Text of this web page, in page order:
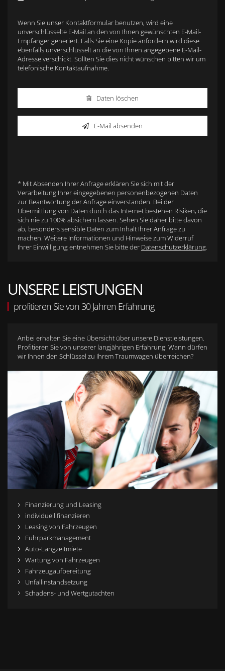
Wenn Sie unser Kontaktformular benutzen, wird eine
unverschlüsselte E-Mail an den von Ihnen gewünschten E-Mail-
Empfänger generiert. Falls Sie eine Kopie anfordern wird diese
ebenfalls unverschlüsselt an die von Ihnen angegebene E-Mail-
Adresse verschickt. Sollten Sie dies nicht wünschen bitten wir um
telefonische Kontaktaufnahme.
Daten löschen
E-Mail absenden
* Mit Absenden Ihrer Anfrage erklären Sie sich mit der
Verarbeitung Ihrer eingegebenen personenbezogenen Daten
zur Beantwortung der Anfrage einverstanden. Bei der
Übermittlung von Daten durch das Internet bestehen Risiken, die
sich nie zu 100% absichern lassen. Sehen Sie daher bitte davon
ab, besonders sensible Daten zum Inhalt Ihrer Anfrage zu
machen. Weitere Informationen und Hinweise zum Widerruf
Ihrer Einwilligung entnehmen Sie bitte der Datenschutzerklärung.
UNSERE LEISTUNGEN
profitieren Sie von 30 Jahren Erfahrung
Anbei erhalten Sie eine Übersicht über unsere Dienstleistungen.
Profitieren Sie von unserer langjährigen Erfahrung! Wann dürfen
wir Ihnen den Schlüssel zu Ihrem Traumwagen überreichen?
Finanzierung und Leasing
individuell finanzieren
Leasing von Fahrzeugen
Fuhrparkmanagement
Auto-Langzeitmiete
Wartung von Fahrzeugen
Fahrzeugaufbereitung
Unfallinstandsetzung
Schadens- und Wertgutachten